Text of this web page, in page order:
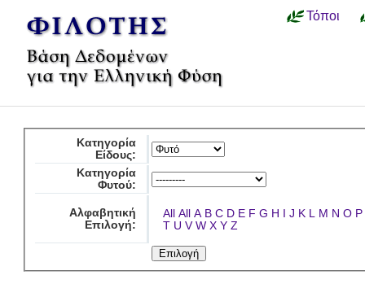
Τόποι
Κατηγορία
Είδους:
Κατηγορία
Φυτού:
Αλφαβητική
Επιλογή:
All All A B C D E F G H I J K L M N O P
T U V W X Y Z